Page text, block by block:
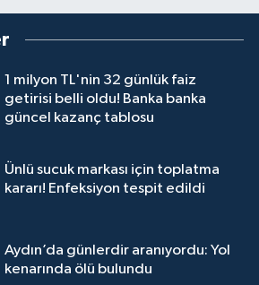
1 milyon TL'nin 32 günlük faiz
getirisi belli oldu! Banka banka
güncel kazanç tablosu
Ünlü sucuk markası için toplatma
kararı! Enfeksiyon tespit edildi
Aydın’da günlerdir aranıyordu: Yol
kenarında ölü bulundu